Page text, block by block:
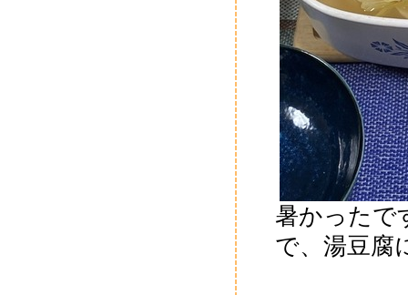
暑かったで
で、湯豆腐